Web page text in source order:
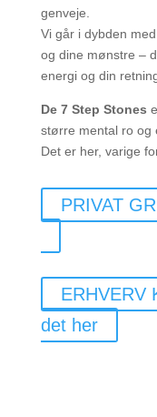
genveje.
Vi går i dybden
og dine mønstre –
energi og din
De 7 Step Stones
større mental ro og
Det er her, varige
PRIVAT
ERHVERV
det her